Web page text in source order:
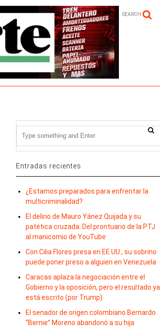
SEARCH
Entradas recientes
¿Estamos preparados para enfrentar la
multicriminalidad?
El delirio de Mauro Yánez Quijada y su
patética cruzada: Del prontuario de la PTJ
al manicomio de YouTube
Con Cilia Flores presa en EE.UU., su sobrino
puede poner preso a alguien en Venezuela
Caracas aplaza la negociación entre el
Gobierno y la oposición, pero el resultado ya
está escrito (por Trump)
El senador de origen colombiano Bernardo
“Bernie” Moreno abandonó a su hija